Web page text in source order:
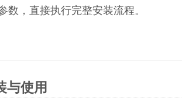
数，直接执行完整安装流程。
与使用